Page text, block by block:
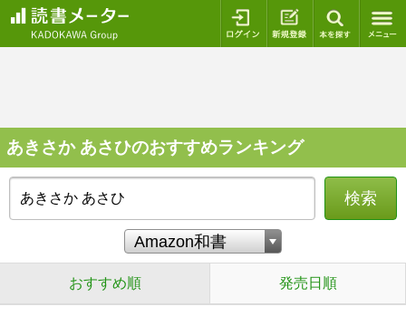
ログイン 新規登録
あきさか あさひのおすすめランキング
検索
おすすめ順 発売日順